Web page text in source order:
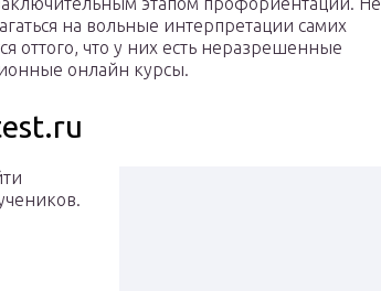
на вольные интерпретации самих
оттого, что у них есть неразрешенные
онлайн курсы.